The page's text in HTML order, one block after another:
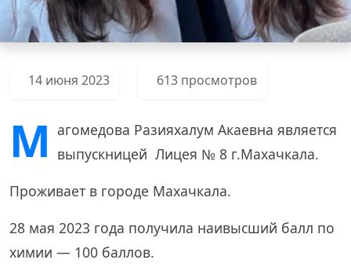
14 июня 2023 613 просмотров
М агомедова Разияхалум Акаевна является
выпускницей Лицея № 8 г.Махачкала.
Проживает в городе Махачкала.
28 мая 2023 года получила наивысший балл по
химии — 100 баллов.